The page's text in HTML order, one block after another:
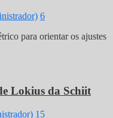
6
para orientar os ajustes
Lokius da Schiit
15